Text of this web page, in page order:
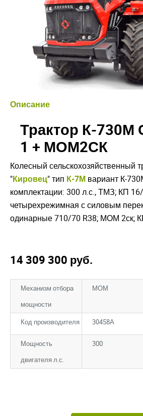
Описание
Трактор К-730М
1 + МОМ2СК
Колесный сельскохозяйственный
"Кировец" тип К-7М вариант К-
комплектации: 300 л.с., ТМЗ; КП
четырехрежимная с силовым
одинарные 710/70 R38; МОМ 2ск;
14 309 300 руб.
Механизм отбора
мощности
МОМ
Код производителя 30458А
Мощность
двигателя л.с.
300